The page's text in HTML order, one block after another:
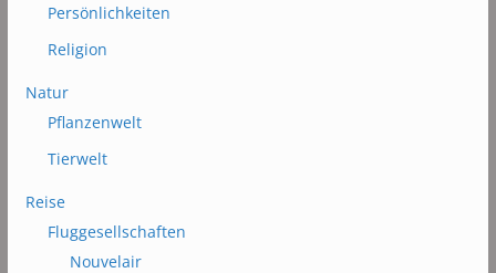
Persönlichkeiten
Religion
Natur
Pflanzenwelt
Tierwelt
Reise
Fluggesellschaften
Nouvelair